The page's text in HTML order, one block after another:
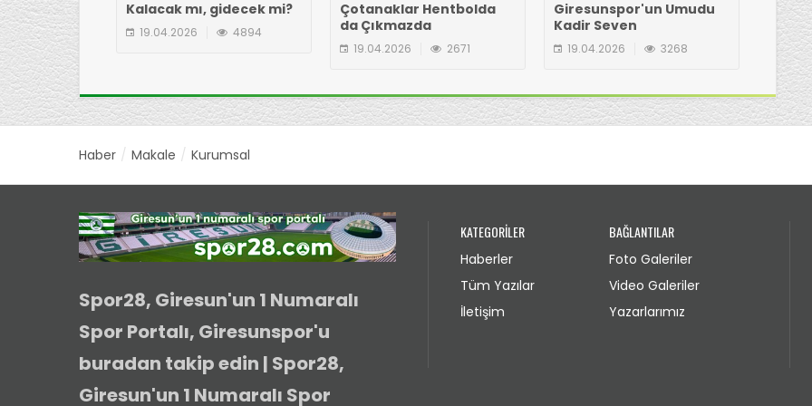
Kalacak mı, gidecek mi?
19.04.2026 4894
Çotanaklar Hentbolda
da Çıkmazda
19.04.2026 2671
Giresunspor'un Umudu
Kadir Seven
19.04.2026 3268
mı?
Haber Makale Kurumsal
Spor28, Giresun'un 1 Numaralı
Spor Portalı, Giresunspor'u
buradan takip edin | Spor28,
Giresun'un 1 Numaralı Spor
KATEGORİLER
Haberler
Tüm Yazılar
İletişim
BAĞLANTILAR
Foto Galeriler
Video Galeriler
Yazarlarımız